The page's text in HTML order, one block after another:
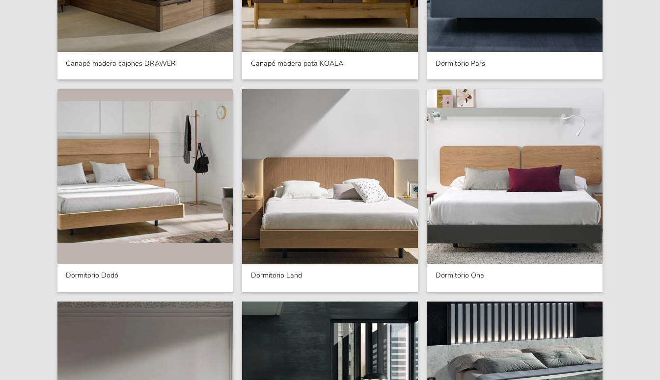
Canapé madera cajones DRAWER Canapé madera pata KOALA Dormitorio Pars
Dormitorio Dodó Dormitorio Land Dormitorio Ona